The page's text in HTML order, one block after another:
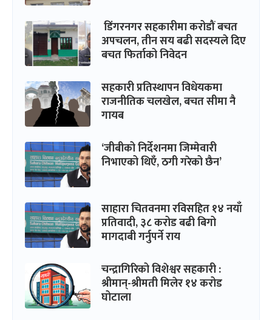
डिंगरनगर सहकारीमा करोडौं बचत
अपचलन, तीन सय बढी सदस्यले दिए
बचत फिर्ताको निवेदन
सहकारी प्रतिस्थापन विधेयकमा
राजनीतिक चलखेल, बचत सीमा नै
गायब
‘जीबीको निर्देशनमा जिम्मेवारी
निभाएको थिएँ, ठगी गरेको छैन’
साहारा चितवनमा रविसहित १४ नयाँ
प्रतिवादी, ३८ करोड बढी बिगो
मागदाबी गर्नुपर्ने राय
चन्द्रागिरिको विशेश्वर सहकारी :
श्रीमान्-श्रीमती मिलेर १४ करोड
घोटाला